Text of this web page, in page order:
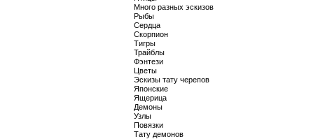
Много разных эскизов
Рыбы
Сердца
Скорпион
Тигры
Трайблы
Фэнтези
Цветы
Эскизы тату черепов
Японские
Ящерица
Демоны
Узлы
Повязки
Тату демонов